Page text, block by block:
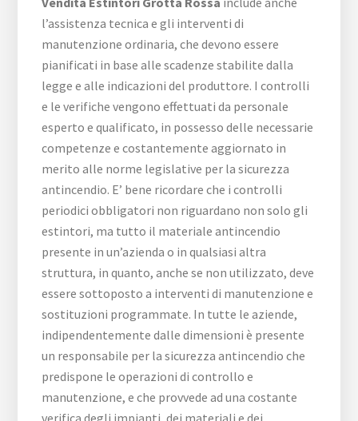
l’assistenza tecnica e gli interventi di
manutenzione ordinaria, che devono essere
pianificati in base alle scadenze stabilite dalla
legge e alle indicazioni del produttore. I controlli
e le verifiche vengono effettuati da personale
esperto e qualificato, in possesso delle necessarie
competenze e costantemente aggiornato in
merito alle norme legislative per la sicurezza
antincendio. E’ bene ricordare che i controlli
periodici obbligatori non riguardano non solo gli
estintori, ma tutto il materiale antincendio
presente in un’azienda o in qualsiasi altra
struttura, in quanto, anche se non utilizzato, deve
essere sottoposto a interventi di manutenzione e
sostituzioni programmate. In tutte le aziende,
indipendentemente dalle dimensioni è presente
un responsabile per la sicurezza antincendio che
predispone le operazioni di controllo e
manutenzione, e che provvede ad una costante
verifica degli impianti, dei materiali e dei